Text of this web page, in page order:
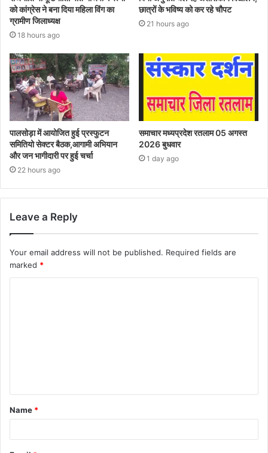
को कांग्रेस ने बना दिया महिला विंग का
ग्रामीण जिलाध्यक्ष
18 hours ago
छात्रों के भविष्य को कर रहे चौपट
21 hours ago
पालसोड़ा में आयोजित हुई प्रस्फुटन
समितियो सेक्टर बैठक,आगामी अभियान
और जन भागीदारी पर हुई चर्चा
22 hours ago
समाचार मध्यप्रदेश रतलाम 05 अगस्त
2026 बुधवार
1 day ago
Leave a Reply
Your email address will not be published. Required fields are
marked *
Name *